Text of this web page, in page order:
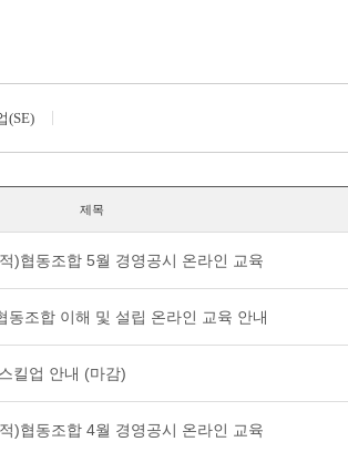
(SE)
제목
)협동조합 5월 경영공시 온라인 교육
조합 이해 및 설립 온라인 교육 안내
킬업 안내 (마감)
)협동조합 4월 경영공시 온라인 교육